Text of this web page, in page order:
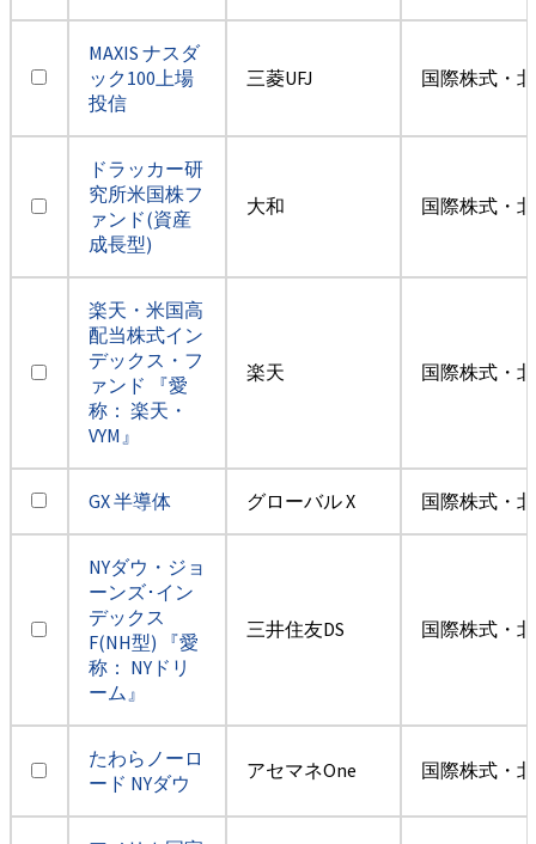
MAXIS ナスダ
ック100上場
投信
三菱UFJ 国際株式・
ドラッカー研
究所米国株フ
ァンド(資産
成長型)
大和 国際株式・
楽天・米国高
配当株式イン
デックス・フ
ァンド 『愛
称： 楽天・
VYM』
楽天 国際株式・
GX 半導体 グローバル X 国際株式・
NYダウ・ジョ
ーンズ･イン
デックス
F(NH型) 『愛
称： NYドリ
ーム』
三井住友DS 国際株式・
たわらノーロ
ード NYダウ
アセマネOne 国際株式・